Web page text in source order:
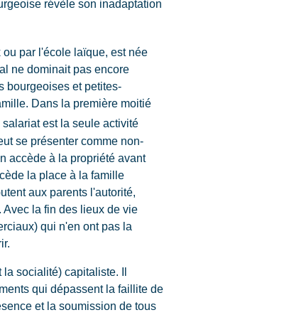
révèle son inadaptation
par l'école laïque, est née
ne dominait pas encore
bourgeoises et petites-
Dans la première moitié
est la seule activité
se présenter comme non-
accède à la propriété avant
la place à la famille
aux parents l'autorité,
la fin des lieux de vie
qui n'en ont pas la
socialité) capitaliste. Il
qui dépassent la faillite de
et la soumission de tous